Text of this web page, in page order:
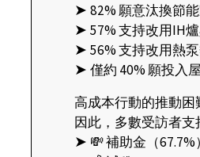
➤ 82% 願意汰換節
➤ 57% 支持改用IH
➤ 56% 支持改用熱
➤ 僅約 40% 願投入
高成本行動的推動困
因此，多數受訪者支
➤ 💸 補助金（67.7%）